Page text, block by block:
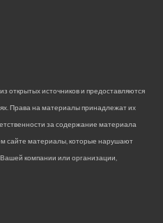
открытых источников и предоставляются
Права на материалы принадлежат их
за содержание материала
сайте материалы, которые нарушают
компании или организации,